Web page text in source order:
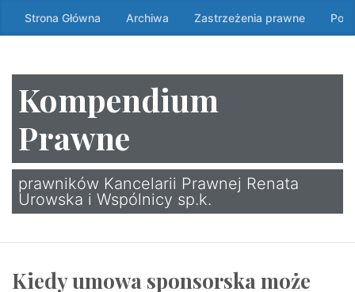
Przeskocz
do
↷
Strona Główna Archiwa Zastrzeżenia prawne
Kompendium
Prawne
prawników Kancelarii Prawnej Renata
Urowska i Wspólnicy sp.k.
Kiedy umowa sponsorska może